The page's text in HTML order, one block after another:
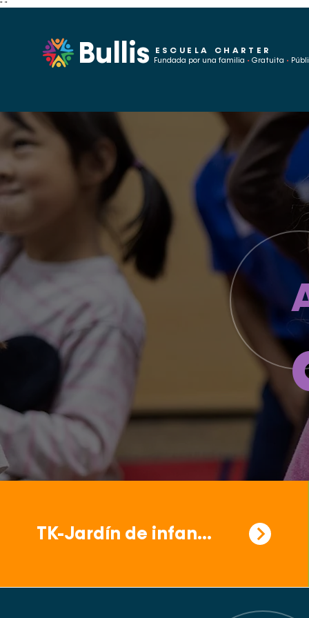
" "
Bullis Fundada por una familia • Gratuita •
ESCUELA CHARTER
TK-Jardín de infancia